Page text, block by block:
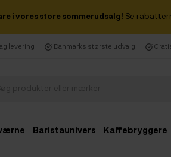
i vores store sommerudsalg! Se
levering Danmarks største udvalg
Baristaunivers Kaffebryggere